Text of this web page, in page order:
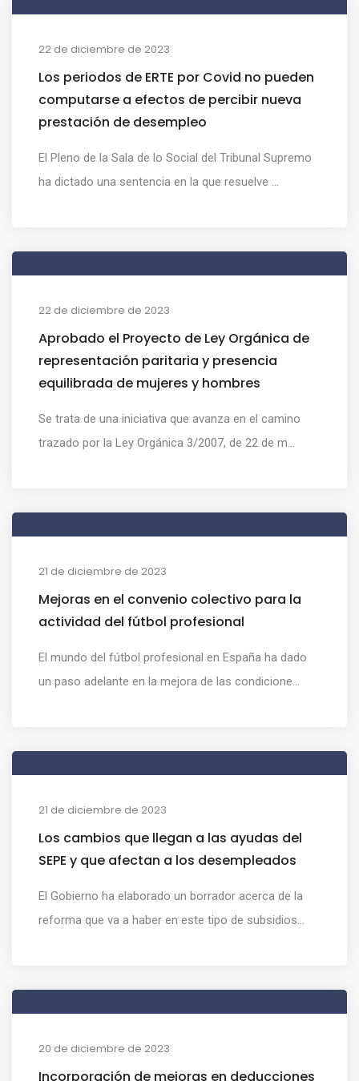
22 de diciembre de 2023
Los periodos de ERTE por Covid no pueden
computarse a efectos de percibir nueva
prestación de desempleo
El Pleno de la Sala de lo Social del Tribunal Supremo
ha dictado una sentencia en la que resuelve ...
22 de diciembre de 2023
Aprobado el Proyecto de Ley Orgánica de
representación paritaria y presencia
equilibrada de mujeres y hombres
Se trata de una iniciativa que avanza en el camino
trazado por la Ley Orgánica 3/2007, de 22 de m...
21 de diciembre de 2023
Mejoras en el convenio colectivo para la
actividad del fútbol profesional
El mundo del fútbol profesional en España ha dado
un paso adelante en la mejora de las condicione...
21 de diciembre de 2023
Los cambios que llegan a las ayudas del
SEPE y que afectan a los desempleados
El Gobierno ha elaborado un borrador acerca de la
reforma que va a haber en este tipo de subsidios...
20 de diciembre de 2023
Incorporación de mejoras en deducciones